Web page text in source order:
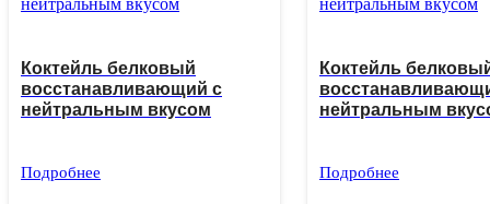
Коктейль белковый
восстанавливающий с
нейтральным вкусом
Подробнее
Коктейль
нейтральным
Подробнее